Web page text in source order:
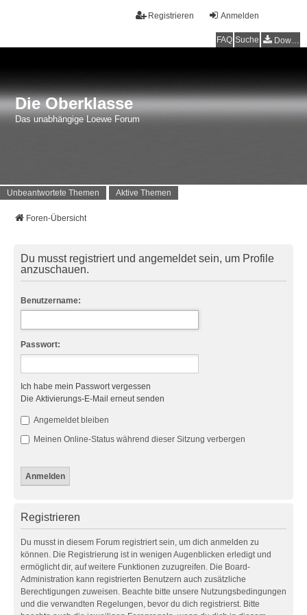
Anmelden
Registrieren
FAQ Suche Downloads
Die Oberklasse
Das unabhängige Loewe Forum
Unbeantwortete Themen Aktive Themen
Foren-Übersicht
Du musst registriert und angemeldet sein, um Profile
anzuschauen.
Benutzername:
Passwort:
Ich habe mein Passwort vergessen
Die Aktivierungs-E-Mail erneut senden
Angemeldet bleiben
Meinen Online-Status während dieser Sitzung verbergen
Registrieren
Du musst in diesem Forum registriert sein, um dich anmelden zu
können. Die Registrierung ist in wenigen Augenblicken erledigt und
ermöglicht dir, auf weitere Funktionen zuzugreifen. Die Board-
Administration kann registrierten Benutzern auch zusätzliche
Berechtigungen zuweisen. Beachte bitte unsere Nutzungsbedingungen
und die verwandten Regelungen, bevor du dich registrierst. Bitte